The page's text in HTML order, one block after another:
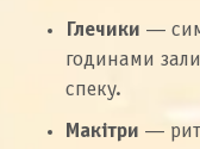
Глечики —
годинами
спеку.
Макітри —